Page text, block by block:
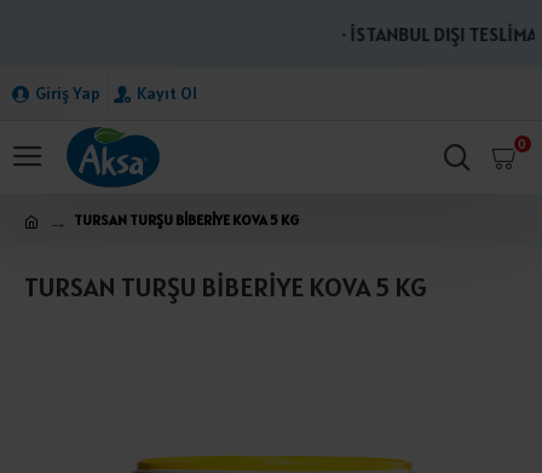
· İSTANBUL DIŞI
Giriş Yap Kayıt Ol
0
TURSAN TURŞU BİBERİYE KOVA 5 KG
TURSAN TURŞU BİBERİYE KOVA 5 KG